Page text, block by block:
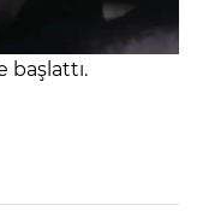
başlattı.